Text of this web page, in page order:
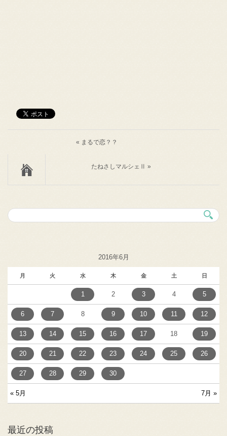
« まるで恋？？
たねさしマルシェⅡ »
2016年6月
月 火 水 木 金 土 日
« 5月 7月 »
1 2 3 4 5
6 7 8 9 10 11 12
13 14 15 16 17 18 19
20 21 22 23 24 25 26
27 28 29 30
最近の投稿